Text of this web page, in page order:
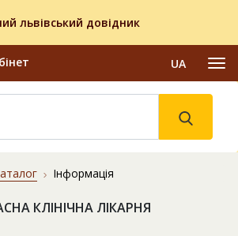
львівський довідник
UA
Інформація
КЛІНІЧНА ЛІКАРНЯ